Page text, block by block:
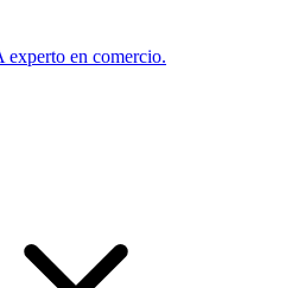
experto en comercio.